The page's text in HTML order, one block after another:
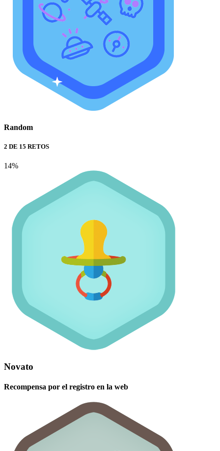
Random
2 DE 15 RETOS
14%
Novato
Recompensa por el registro en la web